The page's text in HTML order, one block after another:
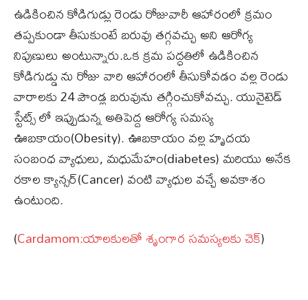
ఉడికించిన కోడిగుడ్లు రెండు రోజువారీ ఆహారంలో క్రమం
తప్పకుండా తీసుకుంటే బరువు తగ్గవచ్చు అని ఆరోగ్య
నిపుణులు అంటున్నారు.ఒక క్రమ పద్ధతిలో ఉడికించిన
కోడిగుడ్డు ను రోజు వారి ఆహారంలో తీసుకోవడం వల్ల రెండు
వారాలకు 24 పౌండ్ల బరువును తగ్గించుకోవచ్చు. యునైటెడ్
స్టేట్స్ లో ఇప్పుడున్న అతిపెద్ద ఆరోగ్య సమస్య
ఊబకాయం(Obesity). ఊబకాయం వల్ల హృదయ
సంబంధ వ్యాధులు, మధుమేహం(diabetes) మరియు అనేక
రకాల క్యాన్సర్(Cancer) వంటి వ్యాధుల వచ్చే అవకాశం
ఉంటుంది.
(Cardamom:యాల‌కుల‌తో శృంగార స‌మ‌స్య‌ల‌కు చెక్‌)